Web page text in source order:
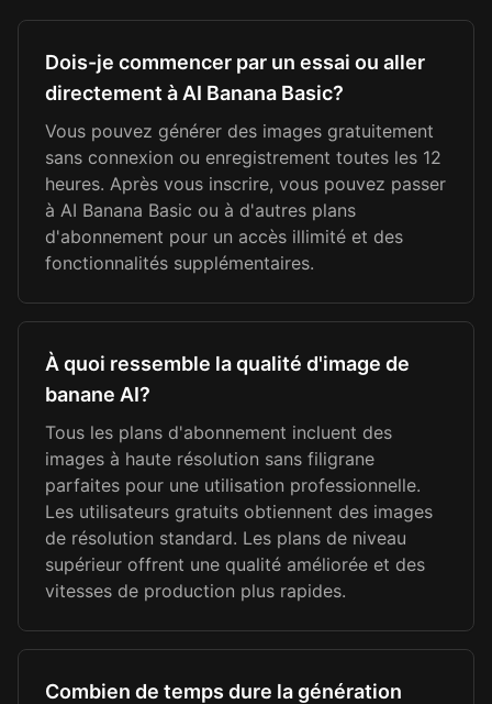
Dois-je commencer par un essai ou aller
directement à AI Banana Basic?
Vous pouvez générer des images gratuitement
sans connexion ou enregistrement toutes les 12
heures. Après vous inscrire, vous pouvez passer
à AI Banana Basic ou à d'autres plans
d'abonnement pour un accès illimité et des
fonctionnalités supplémentaires.
À quoi ressemble la qualité d'image de
banane AI?
Tous les plans d'abonnement incluent des
images à haute résolution sans filigrane
parfaites pour une utilisation professionnelle.
Les utilisateurs gratuits obtiennent des images
de résolution standard. Les plans de niveau
supérieur offrent une qualité améliorée et des
vitesses de production plus rapides.
Combien de temps dure la génération